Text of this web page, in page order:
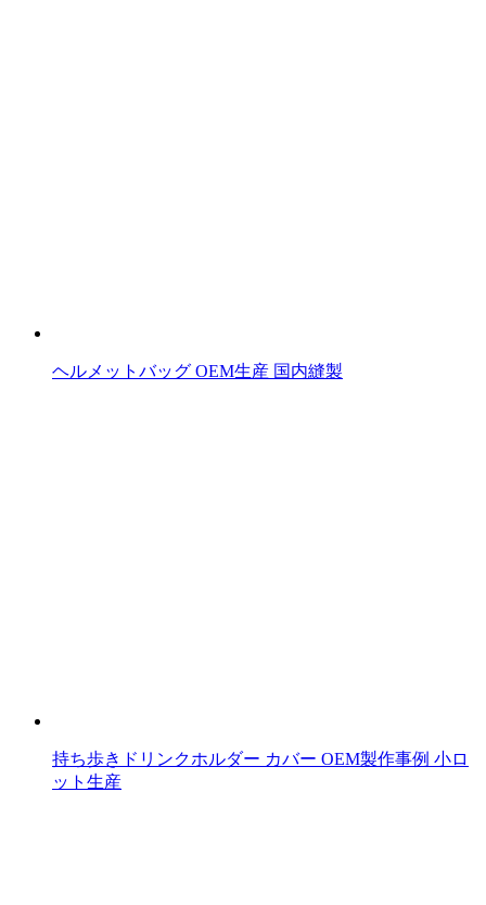
ヘルメットバッグ OEM生産 国内縫製
持ち歩きドリンクホルダー カバー OEM製作事例 小ロ
ット生産